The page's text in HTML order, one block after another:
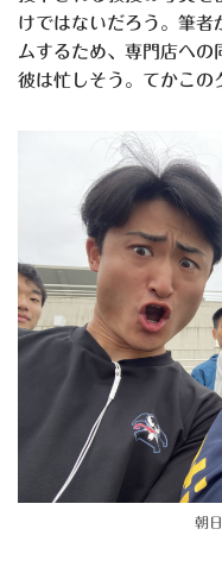
けではないだろう。筆者
ムするため、専門店へ
彼は忙しそう。てかこの
朝